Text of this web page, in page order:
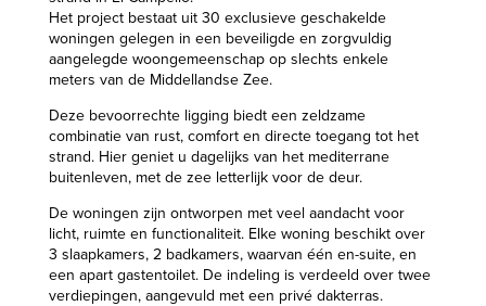
Het project bestaat uit 30 exclusieve geschakelde
woningen gelegen in een beveiligde en zorgvuldig
aangelegde woongemeenschap op slechts enkele
meters van de Middellandse Zee.
Deze bevoorrechte ligging biedt een zeldzame
combinatie van rust, comfort en directe toegang tot het
strand. Hier geniet u dagelijks van het mediterrane
buitenleven, met de zee letterlijk voor de deur.
De woningen zijn ontworpen met veel aandacht voor
licht, ruimte en functionaliteit. Elke woning beschikt over
3 slaapkamers, 2 badkamers, waarvan één en-suite, en
een apart gastentoilet. De indeling is verdeeld over twee
verdiepingen, aangevuld met een privé dakterras.